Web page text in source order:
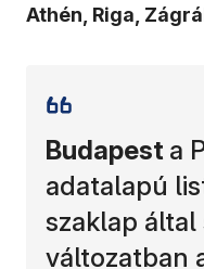
Athén, Riga,
Budapest a
adatalapú
szaklap
változatban